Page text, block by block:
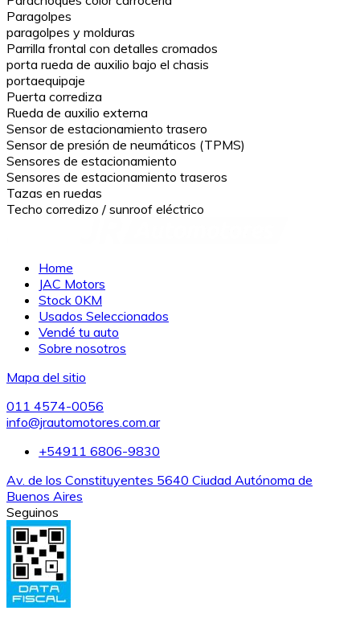
Paragolpes
paragolpes y molduras
Parrilla frontal con detalles cromados
porta rueda de auxilio bajo el chasis
portaequipaje
Puerta corrediza
Rueda de auxilio externa
Sensor de estacionamiento trasero
Sensor de presión de neumáticos (TPMS)
Sensores de estacionamiento
Sensores de estacionamiento traseros
Tazas en ruedas
Techo corredizo / sunroof eléctrico
Home
JAC Motors
Stock 0KM
Usados Seleccionados
Vendé tu auto
Sobre nosotros
Mapa del sitio
011 4574-0056
info@jrautomotores.com.ar
+54911 6806-9830
Av. de los Constituyentes 5640 Ciudad Autónoma de
Buenos Aires
Seguinos